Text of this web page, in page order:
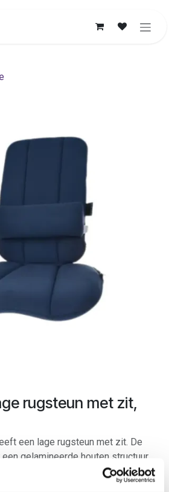
rugsteun met zit,
een lage rugsteun met zit. De
gelamineerde houten structuur
en vlekafstotende hoes. Hij is zeer
(+ handvat).